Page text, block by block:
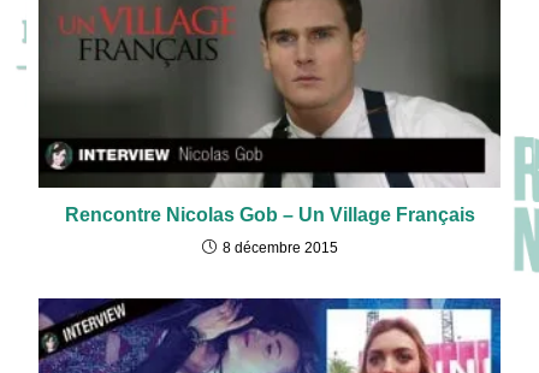
Rencontre Nicolas Gob – Un Village Français
8 décembre 2015